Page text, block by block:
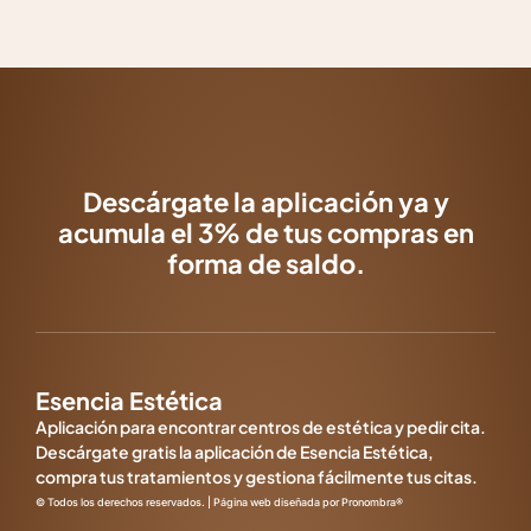
Descárgate la aplicación ya y
acumula el 3% de tus compras en
forma de saldo.
Esencia Estética
Aplicación para encontrar centros de estética y pedir cita.
Descárgate gratis la aplicación de Esencia Estética,
compra tus tratamientos y gestiona fácilmente tus citas.
© Todos los derechos reservados. | Página web diseñada por Pronombra®